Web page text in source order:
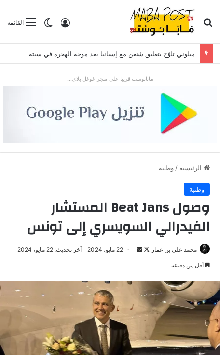
القائمةالوضع
تسجيل الدخول بحث عن
ميلوني تلوّح بتعليق شنغن مع إسبانيا بعد موجة الهجرة في سبتة
مابابوست قريبا على متجر غوغل بلاي...
الرئيسية / وطنية
وطنية
وصول Beat Jans المستشار
الفيدرالي السويسري إلى تونس
محمد علي بن عمار
تابعأرسل 22 مايو، 2024 آخر تحديث: 22 مايو، 2024
أقل من دقيقة